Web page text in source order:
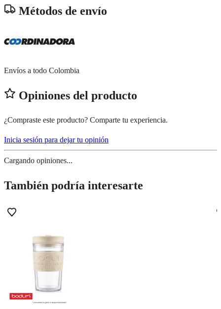
Métodos de envío
Envíos a todo Colombia
Opiniones del producto
¿Compraste este producto? Comparte tu experiencia.
Inicia sesión para dejar tu opinión
Cargando opiniones...
También podría interesarte